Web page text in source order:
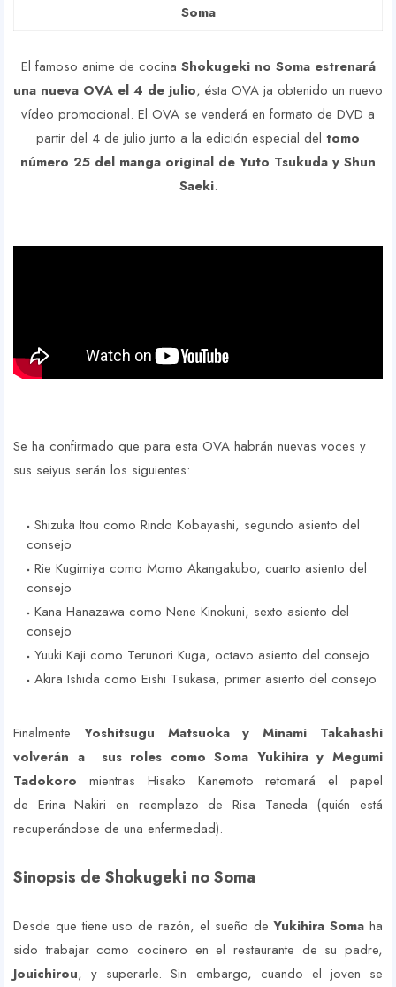
Soma
El famoso anime de cocina Shokugeki no Soma estrenará
una nueva OVA el 4 de julio, ésta OVA ja obtenido un nuevo
vídeo promocional. El OVA se venderá en formato de DVD a
partir del 4 de julio junto a la edición especial del tomo
número 25 del manga original de Yuto Tsukuda y Shun
Saeki.
Se ha confirmado que para esta OVA habrán nuevas voces y
sus seiyus serán los siguientes:
Shizuka Itou como Rindo Kobayashi, segundo asiento del
consejo
Rie Kugimiya como Momo Akangakubo, cuarto asiento del
consejo
Kana Hanazawa como Nene Kinokuni, sexto asiento del
consejo
Yuuki Kaji como Terunori Kuga, octavo asiento del consejo
Akira Ishida como Eishi Tsukasa, primer asiento del consejo
Finalmente Yoshitsugu Matsuoka y Minami Takahashi
volverán a sus roles como Soma Yukihira y Megumi
Tadokoro mientras Hisako Kanemoto retomará el papel
de Erina Nakiri en reemplazo de Risa Taneda (quién está
recuperándose de una enfermedad).
Sinopsis de Shokugeki no Soma
Desde que tiene uso de razón, el sueño deYukihira Soma ha
sido trabajar como cocinero en el restaurante de su padre,
Jouichirou, y superarle. Sin embargo, cuando el joven se